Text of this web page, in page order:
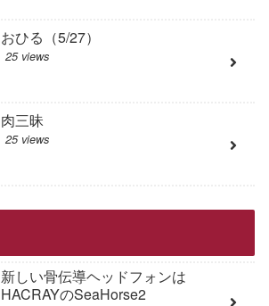
おひる（5/27）
25 views
肉三昧
25 views
新しい骨伝導ヘッドフォンは
HACRAYのSeaHorse2